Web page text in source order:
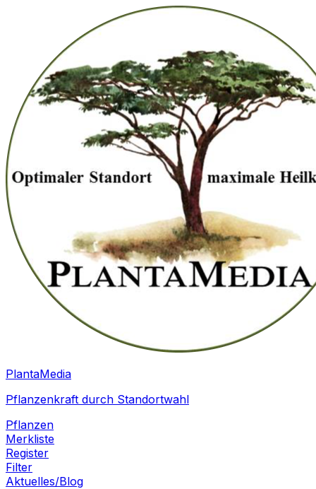
PlantaMedia
Pflanzenkraft durch Standortwahl
Pflanzen
Merkliste
Register
Filter
Aktuelles/Blog